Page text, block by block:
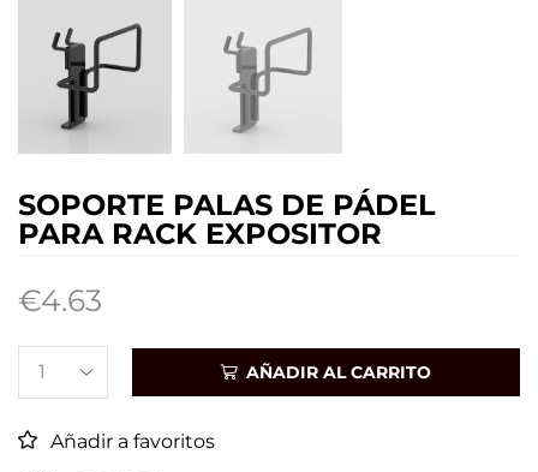
SOPORTE PALAS DE PÁDEL
PARA RACK EXPOSITOR
€4.63
AÑADIR AL CARRITO
Añadir a favoritos